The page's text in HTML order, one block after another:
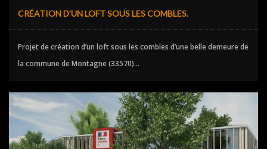
CRÉATION D’UN LOFT SOUS LES COMBLES.
Projet de création d’un loft sous les combles d’une belle demeure de
la commune de Montagne (33570)...